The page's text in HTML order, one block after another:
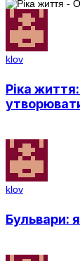
klov
Ріка
klov
Бульвари: